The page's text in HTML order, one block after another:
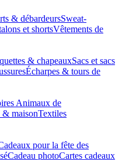
& débardeursSweat-
et shortsVêtements de
& chapeauxSacs et sacs
Écharpes & tours de
Animaux de
& maisonTextiles
pour la fête des
Cadeau photoCartes cadeaux